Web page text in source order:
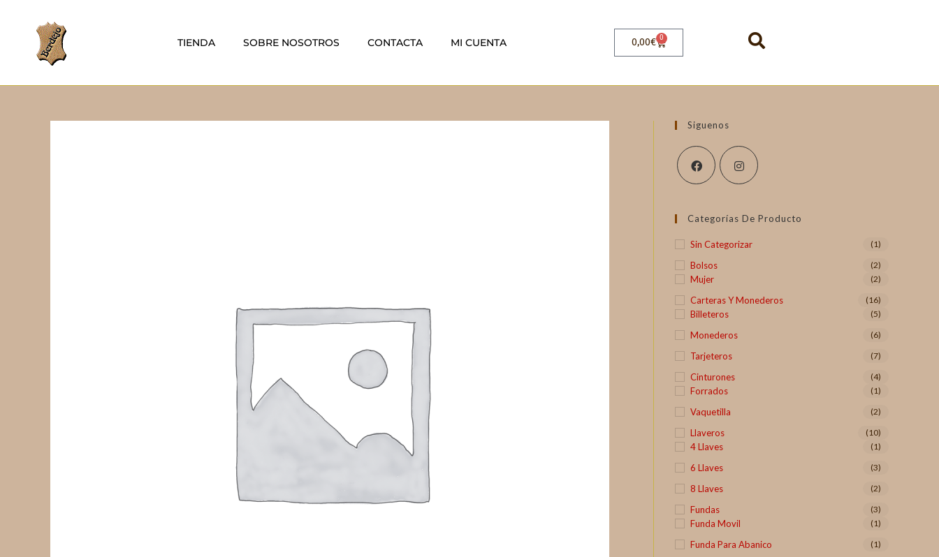
TIENDA SOBRE NOSOTROS CONTACTA MI CUENTA 0,00€ 0
Siguenos
Categorías De Producto
Sin Categorizar (1)
Bolsos (2)
Mujer (2)
Carteras Y Monederos (16)
Billeteros (5)
Monederos (6)
Tarjeteros (7)
Cinturones (4)
Forrados (1)
Vaquetilla (2)
Llaveros (10)
4 Llaves (1)
6 Llaves (3)
8 Llaves (2)
Fundas (3)
Funda Movil (1)
Funda Para Abanico (1)